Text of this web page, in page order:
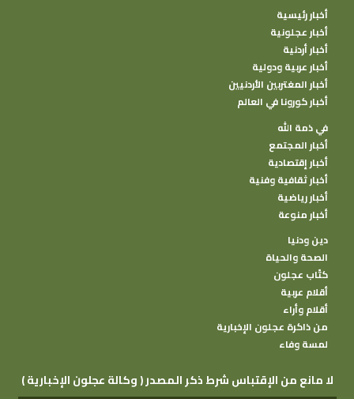
أخبار رئيسية
أخبار عجلونية
أخبار أردنية
أخبار عربية ودولية
أخبار المغتربين الأردنيين
أخبار كورونا في العالم
في ذمة الله
أخبار المجتمع
أخبار إقتصادية
أخبار ثقافية وفنية
أخبار رياضية
أخبار منوعة
دين ودنيا
الصحة والحياة
كتًاب عجلون
أقلام عربية
أقلام وأراء
من ذاكرة عجلون الإخبارية
لمسة وفاء
( وكالة عجلون الإخبارية ) لا مانع من الإقتباس شرط ذكر المصدر